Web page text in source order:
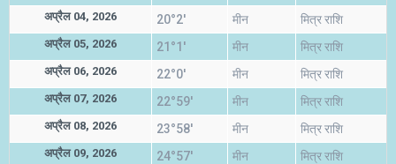
अप्रैल 04, 2026 20°2' मीन मित्र राशि
अप्रैल 05, 2026 21°1' मीन मित्र राशि
अप्रैल 06, 2026 22°0' मीन मित्र राशि
अप्रैल 07, 2026 22°59' मीन मित्र राशि
अप्रैल 08, 2026 23°58' मीन मित्र राशि
अप्रैल 09, 2026 24°57' मीन मित्र राशि